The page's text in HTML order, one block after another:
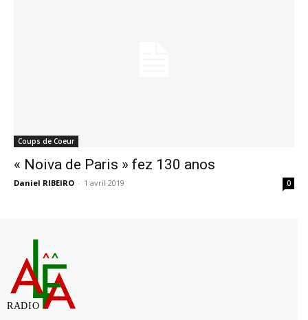
Coups de Coeur
« Noiva de Paris » fez 130 anos
Daniel RIBEIRO - 1 avril 2019 0
RADIO